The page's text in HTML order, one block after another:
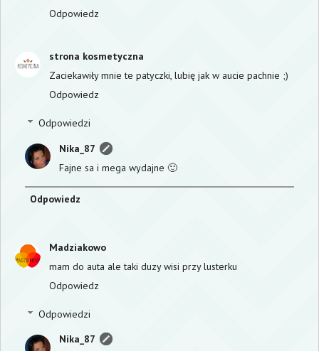
Odpowiedz
strona kosmetyczna
Zaciekawiły mnie te patyczki, lubię jak w aucie pachnie ;)
Odpowiedz
Odpowiedzi
Nika_87
Fajne sa i mega wydajne 🙂
Odpowiedz
Madziakowo
mam do auta ale taki duzy wisi przy lusterku
Odpowiedz
Odpowiedzi
Nika_87